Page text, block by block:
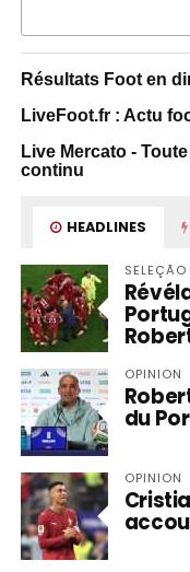
Résultats Foot en
LiveFoot.fr : Actu
Live Mercato -
continu
HEADLINES
SELEÇÃO
OPINION
du
OPINION